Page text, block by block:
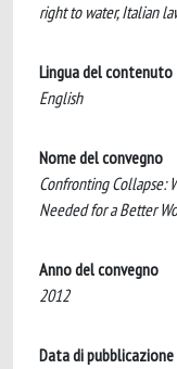
right to water, Italian
Lingua del contenuto
English
Nome del convegno
Confronting Collapse:
Needed for a Better
Anno del convegno
2012
Data di pubblicazione